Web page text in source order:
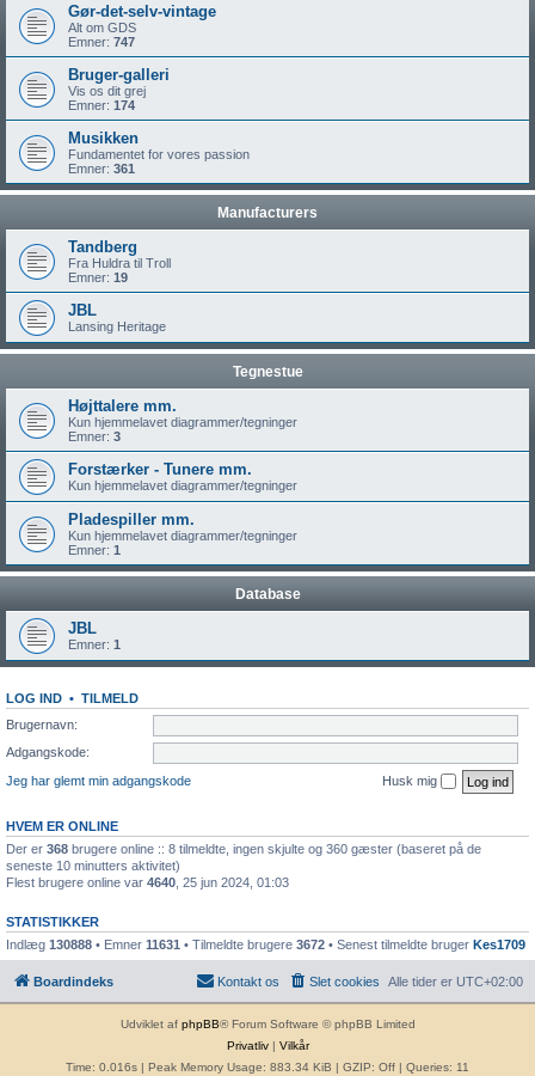
Gør-det-selv-vintage
Alt om GDS
Emner: 747
Bruger-galleri
Vis os dit grej
Emner: 174
Musikken
Fundamentet for vores passion
Emner: 361
Manufacturers
Tandberg
Fra Huldra til Troll
Emner: 19
JBL
Lansing Heritage
Tegnestue
Højttalere mm.
Kun hjemmelavet diagrammer/tegninger
Emner: 3
Forstærker - Tunere mm.
Kun hjemmelavet diagrammer/tegninger
Pladespiller mm.
Kun hjemmelavet diagrammer/tegninger
Emner: 1
Database
JBL
Emner: 1
LOG IND • TILMELD
Brugernavn:
Adgangskode:
Jeg har glemt min adgangskode
Husk mig
HVEM ER ONLINE
Der er 368 brugere online :: 8 tilmeldte, ingen skjulte og 360 gæster (baseret på de
seneste 10 minutters aktivitet)
Flest brugere online var 4640 , 25 jun 2024, 01:03
STATISTIKKER
Indlæg 130888 • Emner 11631 • Tilmeldte brugere 3672 • Senest tilmeldte bruger Kes1709
Boardindeks Alle tider er UTC+02:00
Slet cookies
Kontakt os
Udviklet af phpBB® Forum Software © phpBB Limited
Privatliv| Vilkår
Time: 0.016s | Peak Memory Usage: 883.34 KiB | GZIP: Off | Queries: 11